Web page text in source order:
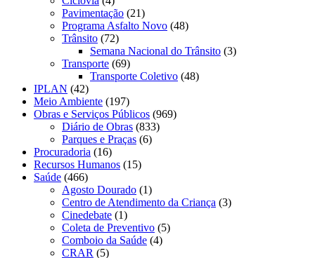
Pavimentação (21)
Programa Asfalto Novo (48)
Trânsito (72)
Semana Nacional do Trânsito (3)
Transporte (69)
Transporte Coletivo (48)
IPLAN (42)
Meio Ambiente (197)
Obras e Serviços Públicos (969)
Diário de Obras (833)
Parques e Praças (6)
Procuradoria (16)
Recursos Humanos (15)
Saúde (466)
Agosto Dourado (1)
Centro de Atendimento da Criança (3)
Cinedebate (1)
Coleta de Preventivo (5)
Comboio da Saúde (4)
CRAR (5)